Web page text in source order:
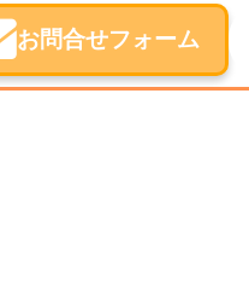
お問合せフォーム